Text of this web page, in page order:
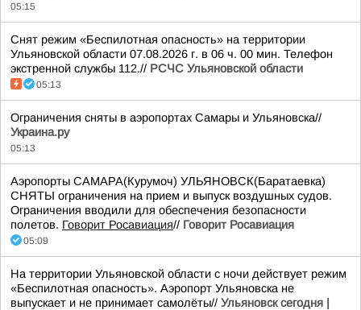
05:15
Снят режим «Беспилотная опасность» на территории
Ульяновской области 07.08.2026 г. в 06 ч. 00 мин. Телефон
экстренной службы 112.// РСЧС Ульяновской области
05:13
Ограничения сняты в аэропортах Самары и Ульяновска//
Украина.ру
05:13
Аэропорты САМАРА(Курумоч) УЛЬЯНОВСК(Баратаевка)
СНЯТЫ ограничения на прием и выпуск воздушных судов.
Ограничения вводили для обеспечения безопасности
полетов. Говорит Росавиация// Говорит Росавиация
05:09
На территории Ульяновской области с ночи действует режим
«Беспилотная опасность». Аэропорт Ульяновска не
выпускает и не принимает самолёты// Ульяновск сегодня |